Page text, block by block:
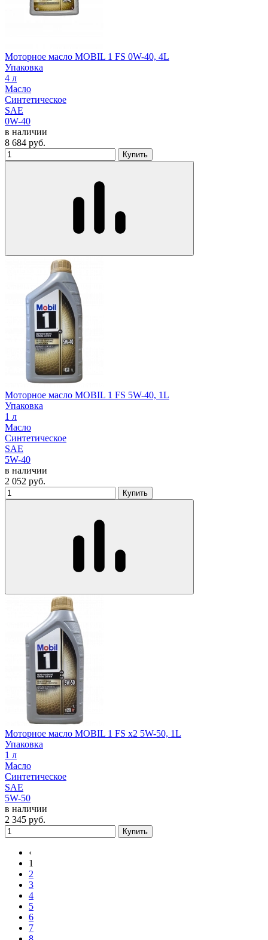
Моторное масло MOBIL 1 FS 0W-40, 4L
Упаковка
4 л
Масло
Синтетическое
SAE
0W-40
в наличии
8 684 руб.
Купить
Моторное масло MOBIL 1 FS 5W-40, 1L
Упаковка
1 л
Масло
Синтетическое
SAE
5W-40
в наличии
2 052 руб.
Купить
Моторное масло MOBIL 1 FS x2 5W-50, 1L
Упаковка
1 л
Масло
Синтетическое
SAE
5W-50
в наличии
2 345 руб.
Купить
‹
1
2
3
4
5
6
7